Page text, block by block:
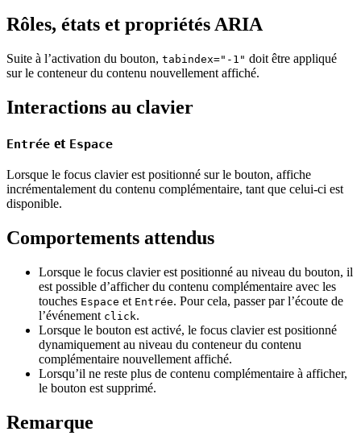
Rôles, états et propriétés ARIA
Suite à l’activation du bouton, tabindex="-1" doit être appliqué
sur le conteneur du contenu nouvellement affiché.
Interactions au clavier
Entrée et Espace
Lorsque le focus clavier est positionné sur le bouton, affiche
incrémentalement du contenu complémentaire, tant que celui-ci est
disponible.
Comportements attendus
Lorsque le focus clavier est positionné au niveau du bouton, il
est possible d’afficher du contenu complémentaire avec les
touches Espace et Entrée. Pour cela, passer par l’écoute de
l’événement click.
Lorsque le bouton est activé, le focus clavier est positionné
dynamiquement au niveau du conteneur du contenu
complémentaire nouvellement affiché.
Lorsqu’il ne reste plus de contenu complémentaire à afficher,
le bouton est supprimé.
Remarque